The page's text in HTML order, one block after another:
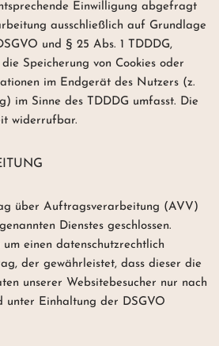
Einwilligung abgefragt
ausschließlich auf Grundlage
und § 25 Abs. 1 TDDDG,
Speicherung von Cookies oder
im Endgerät des Nutzers (z.
im Sinne des TDDDG umfasst. Die
widerrufbar.
über Auftragsverarbeitung (AVV)
Dienstes geschlossen.
einen datenschutzrechtlich
der gewährleistet, dass dieser die
unserer Websitebesucher nur nach
unter Einhaltung der DSGVO